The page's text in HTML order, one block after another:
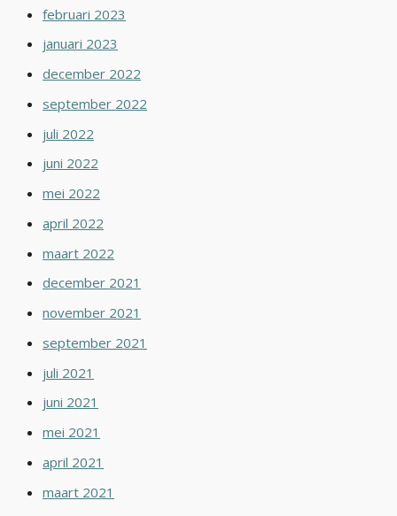
februari 2023
januari 2023
december 2022
september 2022
juli 2022
juni 2022
mei 2022
april 2022
maart 2022
december 2021
november 2021
september 2021
juli 2021
juni 2021
mei 2021
april 2021
maart 2021